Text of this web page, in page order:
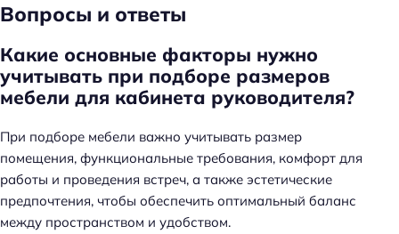
Вопросы и ответы
Какие основные факторы нужно
учитывать при подборе размеров
мебели для кабинета руководителя?
При подборе мебели важно учитывать размер
помещения, функциональные требования, комфорт для
работы и проведения встреч, а также эстетические
предпочтения, чтобы обеспечить оптимальный баланс
между пространством и удобством.
Н
й
т
и
: